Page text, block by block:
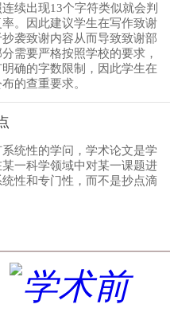
续出现13个字符类似就会判
。因此建议学生在写作致谢
袭致谢内容从而导致致谢部
需要严格按照学校的要求，
确的字数限制，因此学生在
的查重要求。
统性的学问，学术论文是学
一科学领域中对某一课题进
性和专门性，而不是抄点滴